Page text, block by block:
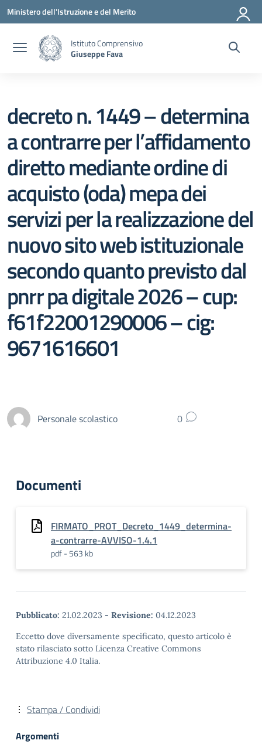
Vai ai contenuti
Vai al menu di navigazione
Vai al footer
Ministero dell'Istruzione e del Merito
Istituto Comprensivo
Giuseppe Fava
decreto n. 1449 – determina
a contrarre per l’affidamento
diretto mediante ordine di
acquisto (oda) mepa dei
servizi per la realizzazione del
nuovo sito web istituzionale
secondo quanto previsto dal
pnrr pa digitale 2026 – cup:
f61f22001290006 – cig:
9671616601
Personale scolastico 0
Documenti
FIRMATO_PROT_Decreto_1449_determina-
a-contrarre-AVVISO-1.4.1
pdf - 563 kb
Pubblicato: 21.02.2023 - Revisione: 04.12.2023
Eccetto dove diversamente specificato, questo articolo è
stato rilasciato sotto Licenza Creative Commons
Attribuzione 4.0 Italia.
Stampa / Condividi
Argomenti